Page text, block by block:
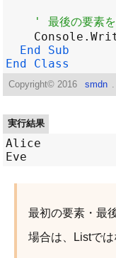
' 最後の要素
Console .
End
Sub
End
Class
Copyright© 2016 smdn
実行結果
Alice
最初の要素・最
場合は、Listでは